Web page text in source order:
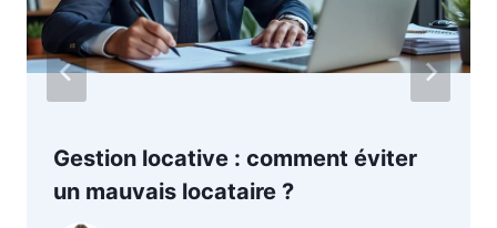
Gestion locative : comment éviter
un mauvais locataire ?